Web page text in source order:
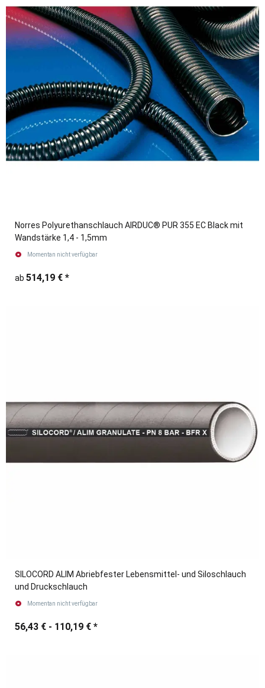
Norres Polyurethanschlauch AIRDUC® PUR 355 EC Black mit
Wandstärke 1,4 - 1,5mm
Momentan nicht verfügbar
ab 514,19 € *
SILOCORD ALIM Abriebfester Lebensmittel- und Siloschlauch
und Druckschlauch
Momentan nicht verfügbar
56,43 € - 110,19 € *